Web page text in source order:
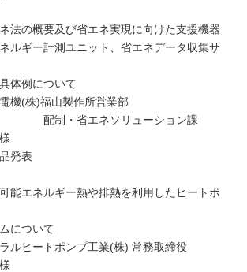
の概要及び省エネ実現に向けた支援機器
測ユニット、省エネデータ収集サ
体例について
(株)福山製作所営業部
ネソリューション課
発表
エネルギー熱や排熱を利用したヒートポ
ついて
ルヒートポンプ工業(株) 常務取締役